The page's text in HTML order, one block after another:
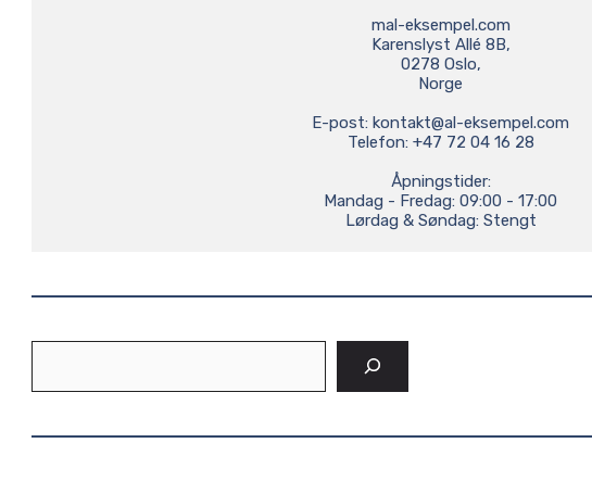
mal-eksempel.com
Karenslyst Allé 8B,
0278 Oslo,
Norge
E-post: kontakt@al-eksempel.com
Telefon: +47 72 04 16 28
Åpningstider:
Mandag - Fredag: 09:00 - 17:00
Lørdag & Søndag: Stengt